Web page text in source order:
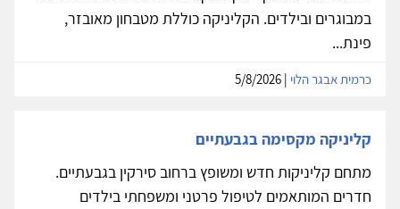
במבוגרים ובילדים. הקליניקה כוללת מטבחון מאובזר,
פינת...
כרמית אבגר הלוי
קליניקה מקסימה בגבעתיים
מתחם קליניקות חדש ומשופץ ברחוב סירקין בגבעתיים.
חדרים המותאמים לטיפול פרטני ומשפחתי בילדים